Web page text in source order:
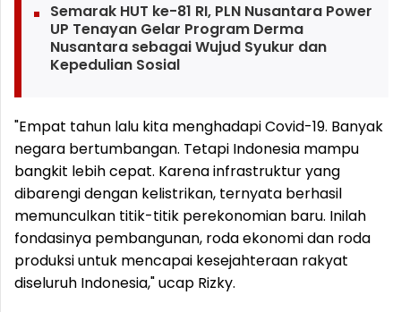
Semarak HUT ke-81 RI, PLN Nusantara Power
UP Tenayan Gelar Program Derma
Nusantara sebagai Wujud Syukur dan
Kepedulian Sosial
"Empat tahun lalu kita menghadapi Covid-19. Banyak
negara bertumbangan. Tetapi Indonesia mampu
bangkit lebih cepat. Karena infrastruktur yang
dibarengi dengan kelistrikan, ternyata berhasil
memunculkan titik-titik perekonomian baru. Inilah
fondasinya pembangunan, roda ekonomi dan roda
produksi untuk mencapai kesejahteraan rakyat
diseluruh Indonesia," ucap Rizky.